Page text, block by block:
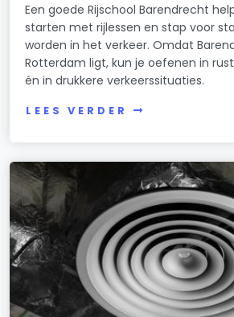
Een goede Rijschool Barendrecht
starten met rijlessen en stap voor
worden in het verkeer. Omdat
Rotterdam ligt, kun je oefenen in
én in drukkere verkeerssituaties.
LEES VERDER